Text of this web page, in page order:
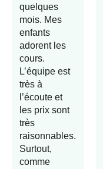
quelques
mois. Mes
enfants
adorent les
cours.
L’équipe est
très à
l’écoute et
les prix sont
très
raisonnables.
Surtout,
comme